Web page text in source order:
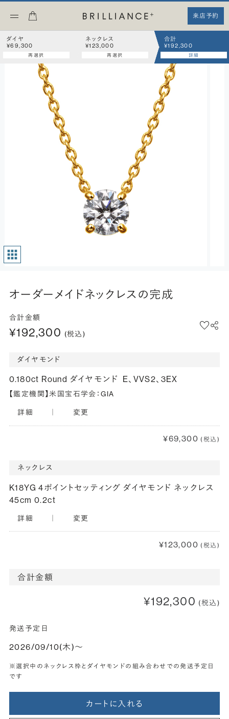
来店予約
ダイヤ
¥69,300
再選択
ネックレス
¥123,000
再選択
合計
¥192,300
詳細
オーダーメイドネックレスの完成
合計金額
¥192,300 (税込)
ダイヤモンド
0.180ct Round ダイヤモンド E、VVS2、3EX
【鑑定機関】米国宝石学会：GIA
詳細 変更
¥69,300 (税込)
ネックレス
K18YG 4ポイントセッティング ダイヤモンド ネックレス
45cm 0.2ct
詳細 変更
¥123,000 (税込)
合計金額
¥192,300 (税込)
発送予定日
2026/09/10(木)〜
※選択中のネックレス枠とダイヤモンドの組み合わせでの発送予定日
です
カートに入れる